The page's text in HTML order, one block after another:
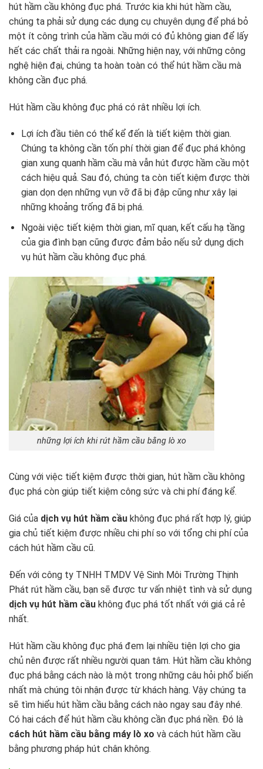
hút hầm cầu không đục phá. Trước kia khi hút hầm cầu,
chúng ta phải sử dụng các dụng cụ chuyên dụng để phá bỏ
một ít công trình của hầm cầu mới có đủ không gian để lấy
hết các chất thải ra ngoài. Những hiện nay, với những công
nghệ hiện đại, chúng ta hoàn toàn có thể hút hầm cầu mà
không cần đục phá.
Hút hầm cầu không đục phá có rât nhiều lợi ích.
Lợi ích đầu tiên có thể kể đến là tiết kiệm thời gian.
Chúng ta không cần tốn phí thời gian để đục phá không
gian xung quanh hầm cầu mà vẫn hút được hầm cầu một
cách hiệu quả. Sau đó, chúng ta còn tiết kiệm được thời
gian dọn dẹn những vụn vỡ đã bị đập cũng như xây lại
những khoảng trống đã bị phá.
Ngoài việc tiết kiệm thời gian, mĩ quan, kết cấu hạ tầng
của gia đình bạn cũng được đảm bảo nếu sử dụng dịch
vụ hút hầm cầu không đục phá.
những lợi ích khi rút hầm cầu bằng lò xo
Cùng với việc tiết kiệm được thời gian, hút hầm cầu không
đục phá còn giúp tiết kiệm công sức và chi phí đáng kể.
Giá của dịch vụ hút hầm cầu không đục phá rất hợp lý, giúp
gia chủ tiết kiệm được nhiều chi phí so với tổng chi phí của
cách hút hầm cầu cũ.
Đến với công ty TNHH TMDV Vệ Sinh Môi Trường Thịnh
Phát rút hầm cầu, bạn sẽ được tư vấn nhiệt tình và sử dụng
dịch vụ hút hầm cầu không đục phá tốt nhất với giá cả rẻ
nhất.
Hút hầm cầu không đục phá đem lại nhiều tiện lợi cho gia
chủ nên được rất nhiều người quan tâm. Hút hầm cầu không
đục phá bằng cách nào là một trong những câu hỏi phổ biến
nhất mà chúng tôi nhận được từ khách hàng. Vậy chúng ta
sẽ tìm hiểu hút hầm cầu bằng cách nào ngay sau đây nhé.
Có hai cách để hút hầm cầu không cần đục phá nền. Đó là
cách hút hầm cầu bằng máy lò xo và cách hút hầm cầu
bằng phương pháp hút chân không.